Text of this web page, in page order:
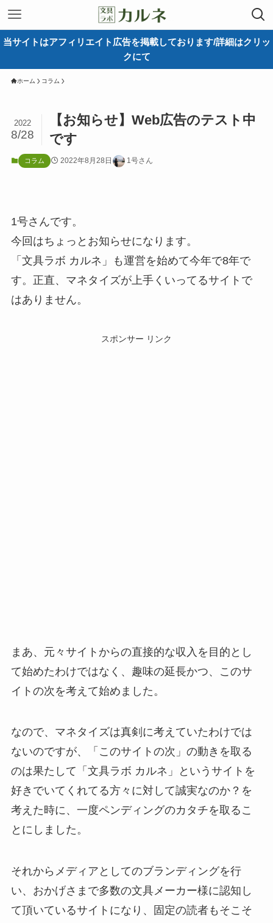
当サイトはアフィリエイト広告を掲載しております/詳細はクリッ
クにて
ホーム コラム
【お知らせ】Web広告のテスト中
です
2022
8/28
コラム 2022年8月28日 1号さん
1号さんです。
今回はちょっとお知らせになります。
「文具ラボ カルネ」も運営を始めて今年で8年で
す。正直、マネタイズが上手くいってるサイトで
はありません。
スポンサー リンク
まあ、元々サイトからの直接的な収入を目的とし
て始めたわけではなく、趣味の延長かつ、このサ
イトの次を考えて始めました。
なので、マネタイズは真剣に考えていたわけでは
ないのですが、「このサイトの次」の動きを取る
のは果たして「文具ラボ カルネ」というサイトを
好きでいてくれてる方々に対して誠実なのか？を
考えた時に、一度ペンディングのカタチを取るこ
とにしました。
それからメディアとしてのブランディングを行
い、おかげさまで多数の文具メーカー様に認知し
て頂いているサイトになり、固定の読者もそこそ